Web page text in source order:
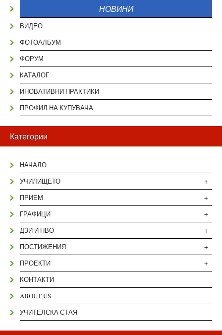
НОВИНИ
ВИДЕО
ФОТОАЛБУМ
ФОРУМ
КАТАЛОГ
ИНОВАТИВНИ ПРАКТИКИ
ПРОФИЛ НА КУПУВАЧА
Категории
НАЧАЛО
+
УЧИЛИЩЕТО
+
ПРИЕМ
+
ГРАФИЦИ
+
ДЗИ И НВО
+
ПОСТИЖЕНИЯ
+
ПРОЕКТИ
КОНТАКТИ
ABOUT US
УЧИТЕЛСКА СТАЯ